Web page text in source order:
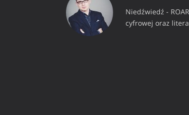
Niedźwiedź -
cyfrowej oraz